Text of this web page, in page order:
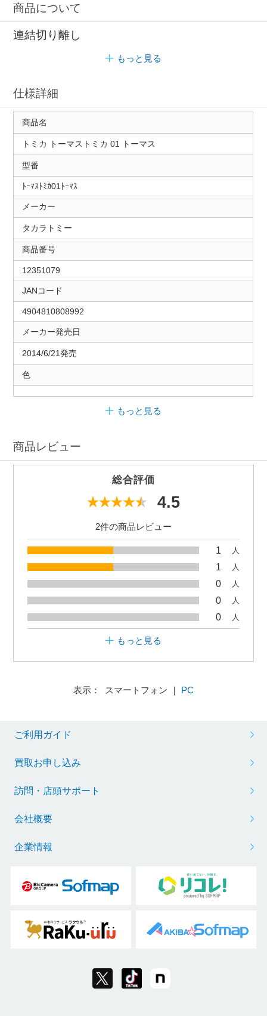
商品について
連結切り離し
もっと見る
仕様詳細
商品名
トミカ トーマストミカ 01 トーマス
型番
ﾄｰﾏｽﾄﾐｶ01ﾄｰﾏｽ
メーカー
タカラトミー
商品番号
12351079
JANコード
4904810808992
メーカー発売日
2014/6/21発売
色
もっと見る
商品レビュー
総合評価
4.5
2件の商品レビュー
1 人
1 人
0 人
0 人
0 人
もっと見る
表示： スマートフォン ｜ PC
ご利用ガイド
買取お申し込み
訪問・店頭サポート
会社概要
企業情報